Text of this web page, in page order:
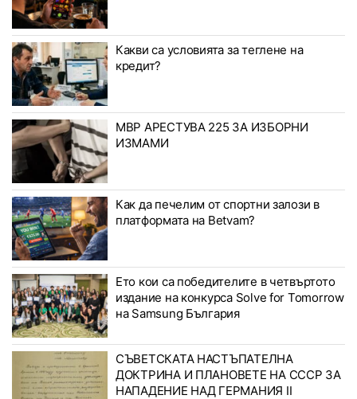
Какви са условията за теглене на
кредит?
МВР АРЕСТУВА 225 ЗА ИЗБОРНИ
ИЗМАМИ
Как да печелим от спортни залози в
платформата на Betvam?
Ето кои са победителите в четвъртото
издание на конкурса Solve for Tomorrow
на Samsung България
СЪВЕТСКАТА НАСТЪПАТЕЛНА
ДОКТРИНА И ПЛАНОВЕТЕ НА СССР ЗА
НАПАДЕНИЕ НАД ГЕРМАНИЯ II